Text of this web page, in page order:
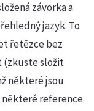
závorka a
jazyk. To
řetězce bez
(zkuste složit
některé jsou
reference